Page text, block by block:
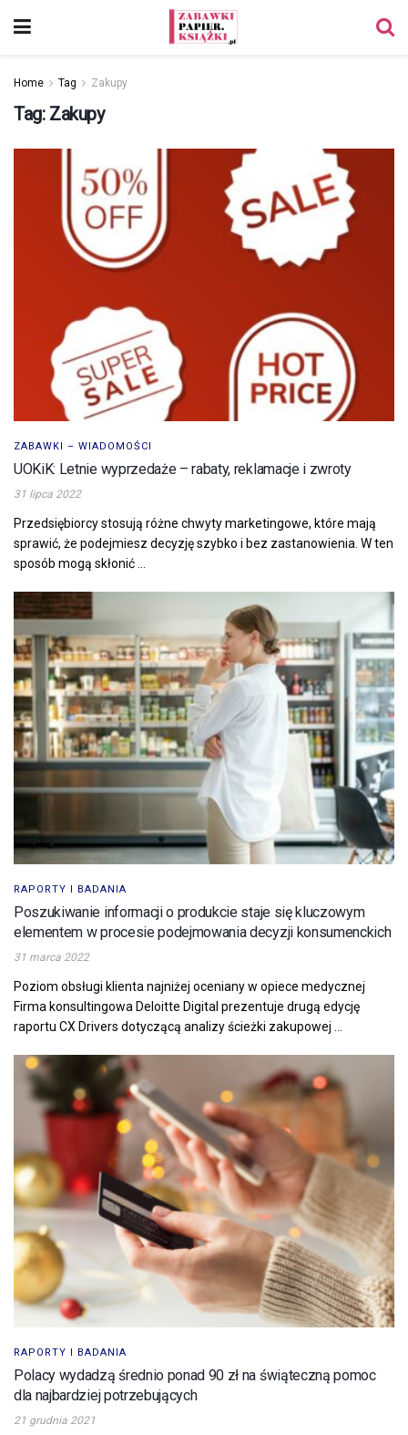
Home Tag Zakupy
Tag: Zakupy
ZABAWKI – WIADOMOŚCI
UOKiK: Letnie wyprzedaże – rabaty, reklamacje i zwroty
31 lipca 2022
Przedsiębiorcy stosują różne chwyty marketingowe, które mają
sprawić, że podejmiesz decyzję szybko i bez zastanowienia. W ten
sposób mogą skłonić ...
RAPORTY I BADANIA
Poszukiwanie informacji o produkcie staje się kluczowym
elementem w procesie podejmowania decyzji konsumenckich
31 marca 2022
Poziom obsługi klienta najniżej oceniany w opiece medycznej
Firma konsultingowa Deloitte Digital prezentuje drugą edycję
raportu CX Drivers dotyczącą analizy ścieżki zakupowej ...
RAPORTY I BADANIA
Polacy wydadzą średnio ponad 90 zł na świąteczną pomoc
dla najbardziej potrzebujących
21 grudnia 2021